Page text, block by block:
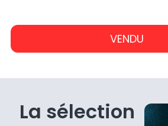
En savoir plus sur l'artiste
VENDU
La sélection